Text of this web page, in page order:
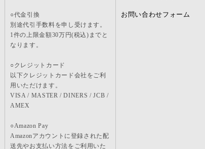
○代金引換
別途代引手数料を申し受けます。
1件の上限金額30万円(税込)までと
なります。
○クレジットカード
以下クレジットカード会社をご利
用いただけます。
VISA / MASTER / DINERS / JCB /
AMEX
○Amazon Pay
Amazonアカウントに登録された配
送先やお支払い方法をご利用いた
お問い合わせフォーム